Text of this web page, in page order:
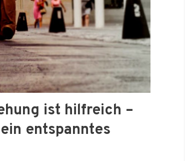
ist hilfreich –
entspanntes